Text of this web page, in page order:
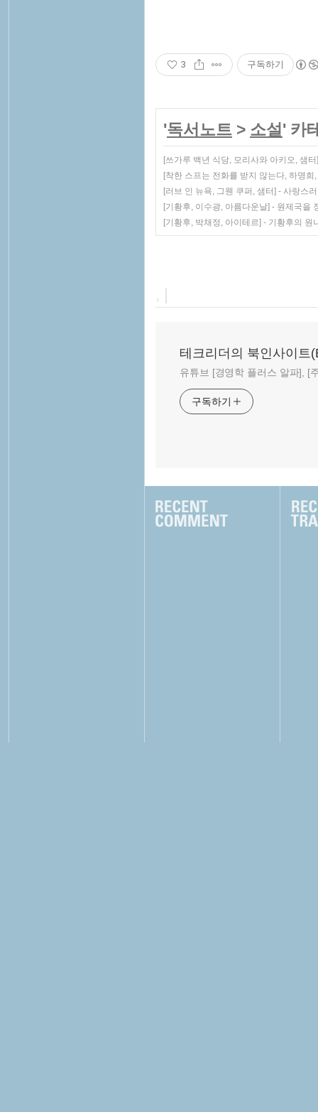
3 구독하기
'독서노트 > 소설 ' 카
[쓰가루 백년 식당, 모리사와 아키오, 샘
[착한 스프는 전화를 받지 않는다, 하명
[러브 인 뉴욕, 그웬 쿠퍼, 샘터] - 사랑스
[기황후, 이수광, 아름다운날] - 원제국을
[기황후, 박채정, 아이테르] - 기황후의 원
, |
테크리더의 북인사이트
유튜브 [경영학 플러스 알파], [
구독하기